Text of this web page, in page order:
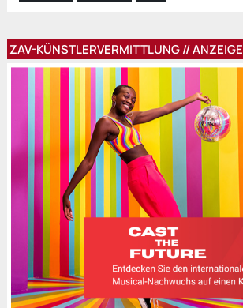
ZAV-KÜNSTLERVERMITTLUNG // ANZEIGE